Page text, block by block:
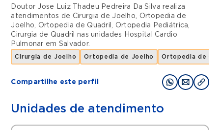
Doutor Jose Luiz Thadeu Pedreira Da Silva realiza
atendimentos de Cirurgia de Joelho, Ortopedia de
Joelho, Ortopedia de Quadril, Ortopedia Pediátrica,
Cirurgia de Quadril
nas unidades
Hospital Cardio
Pulmonar em Salvador.
Cirurgia de Joelho Ortopedia de Joelho Ortopedia de
Compartilhe este perfil
Unidades de atendimento